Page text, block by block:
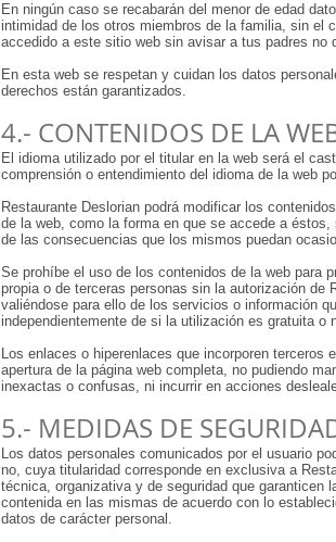
En ningún caso se recabarán del menor de edad
intimidad de los otros miembros de la familia, sin el
accedido a este sitio web sin avisar a tus padres no
En esta web se respetan y cuidan los datos
derechos están garantizados.
4.- CONTENIDOS DE LA
El idioma utilizado por el titular en la web será el
comprensión o entendimiento del idioma de la web
Restaurante Deslorian podrá modificar los
de la web, como la forma en que se accede a
de las consecuencias que los mismos puedan
Se prohíbe el uso de los contenidos de la web para
propia o de terceras personas sin la autorización de
valiéndose para ello de los servicios o información
independientemente de si la utilización es gratuita o
Los enlaces o hiperenlaces que incorporen
apertura de la página web completa, no pudiendo
inexactas o confusas, ni incurrir en acciones
5.- MEDIDAS DE
Los datos personales comunicados por el usuario
no, cuya titularidad corresponde en exclusiva a
técnica, organizativa y de seguridad que garanticen
contenida en las mismas de acuerdo con lo
datos de carácter personal.